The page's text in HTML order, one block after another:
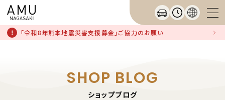
「令和8年熊本地震災害支援募金」ご協力のお願い
SHOP BLOG
ショップブログ